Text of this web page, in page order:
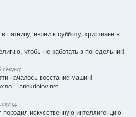
пятницу, евреи в субботу, христиане в
чтобы не работать в понедельник!
секунд:
началось восстание машин!
anekdotov.net
породил искусственную интеллигенцию.